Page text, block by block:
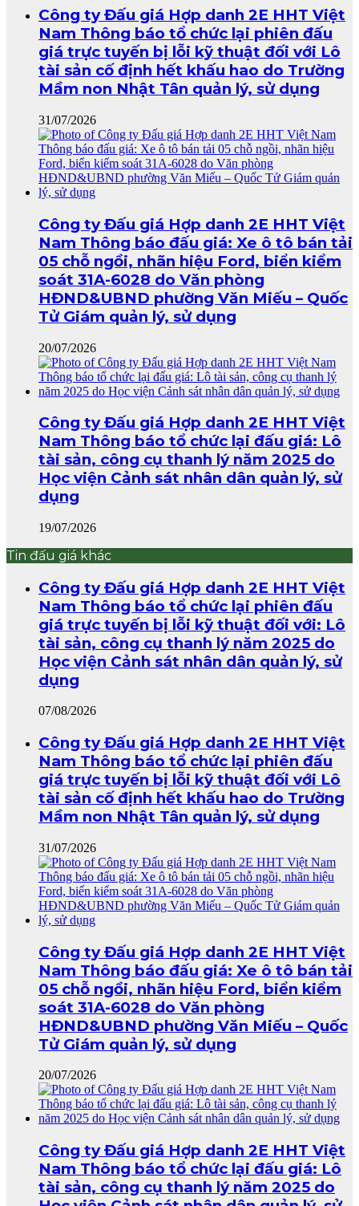
Công ty Đấu giá Hợp danh 2E HHT Việt
Nam Thông báo tổ chức lại phiên đấu
giá trực tuyến bị lỗi kỹ thuật đối với Lô
tài sản cố định hết khấu hao do Trường
Mầm non Nhật Tân quản lý, sử dụng
31/07/2026
Công ty Đấu giá Hợp danh 2E HHT Việt
Nam Thông báo đấu giá: Xe ô tô bán tải
05 chỗ ngồi, nhãn hiệu Ford, biển kiểm
soát 31A-6028 do Văn phòng
HĐND&UBND phường Văn Miếu – Quốc
Tử Giám quản lý, sử dụng
20/07/2026
Công ty Đấu giá Hợp danh 2E HHT Việt
Nam Thông báo tổ chức lại đấu giá: Lô
tài sản, công cụ thanh lý năm 2025 do
Học viện Cảnh sát nhân dân quản lý, sử
dụng
19/07/2026
Tin đấu giá khác
Công ty Đấu giá Hợp danh 2E HHT Việt
Nam Thông báo tổ chức lại phiên đấu
giá trực tuyến bị lỗi kỹ thuật đối với: Lô
tài sản, công cụ thanh lý năm 2025 do
Học viện Cảnh sát nhân dân quản lý, sử
dụng
07/08/2026
Công ty Đấu giá Hợp danh 2E HHT Việt
Nam Thông báo tổ chức lại phiên đấu
giá trực tuyến bị lỗi kỹ thuật đối với Lô
tài sản cố định hết khấu hao do Trường
Mầm non Nhật Tân quản lý, sử dụng
31/07/2026
Công ty Đấu giá Hợp danh 2E HHT Việt
Nam Thông báo đấu giá: Xe ô tô bán tải
05 chỗ ngồi, nhãn hiệu Ford, biển kiểm
soát 31A-6028 do Văn phòng
HĐND&UBND phường Văn Miếu – Quốc
Tử Giám quản lý, sử dụng
20/07/2026
Công ty Đấu giá Hợp danh 2E HHT Việt
Nam Thông báo tổ chức lại đấu giá: Lô
tài sản, công cụ thanh lý năm 2025 do